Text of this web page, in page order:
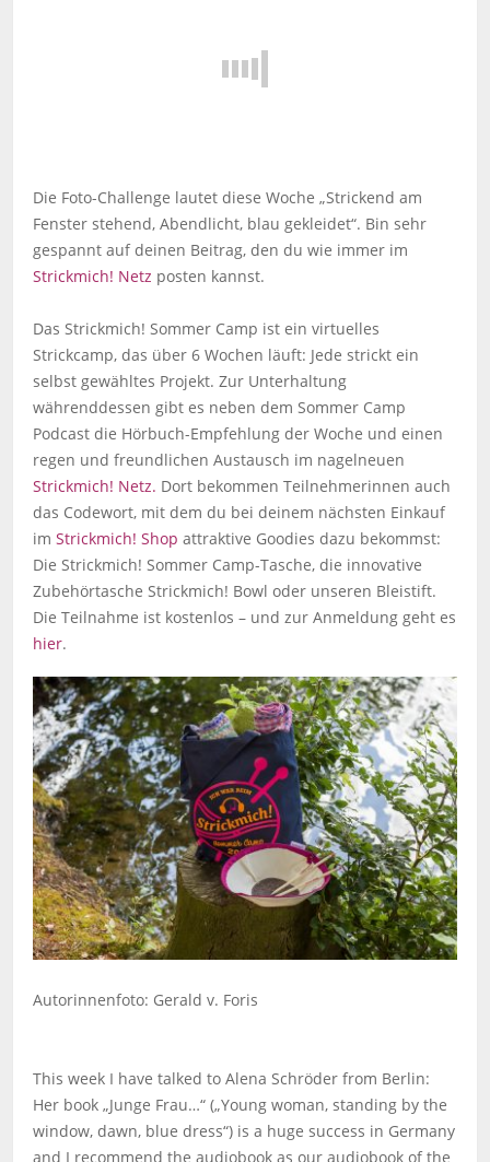
Die Foto-Challenge lautet diese Woche „Strickend am
Fenster stehend, Abendlicht, blau gekleidet“. Bin sehr
gespannt auf deinen Beitrag, den du wie immer im
Strickmich! Netz posten kannst.
Das Strickmich! Sommer Camp ist ein virtuelles
Strickcamp, das über 6 Wochen läuft: Jede strickt ein
selbst gewähltes Projekt. Zur Unterhaltung
währenddessen gibt es neben dem Sommer Camp
Podcast die Hörbuch-Empfehlung der Woche und einen
regen und freundlichen Austausch im nagelneuen
Strickmich! Netz. Dort bekommen Teilnehmerinnen auch
das Codewort, mit dem du bei deinem nächsten Einkauf
im Strickmich! Shop attraktive Goodies dazu bekommst:
Die Strickmich! Sommer Camp-Tasche, die innovative
Zubehörtasche Strickmich! Bowl oder unseren Bleistift.
Die Teilnahme ist kostenlos – und zur Anmeldung geht es
hier.
Autorinnenfoto: Gerald v. Foris
This week I have talked to Alena Schröder from Berlin:
Her book „Junge Frau…“ („Young woman, standing by the
window, dawn, blue dress“) is a huge success in Germany
and I recommend the audiobook as our audiobook of the